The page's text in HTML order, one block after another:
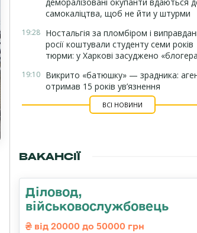
самокаліцтва, щоб не йти у штурми
19:28 Ностальгія за пломбіром і
росії коштували студенту семи років
тюрми: у Харкові засуджено
19:10 Викрито «батюшку» — зрадника:
отримав 15 років ув’язнення
ВСІ НОВИНИ
ВАКАНСІЇ
Діловод,
військовослужбовець
від 20000 до 50000 грн